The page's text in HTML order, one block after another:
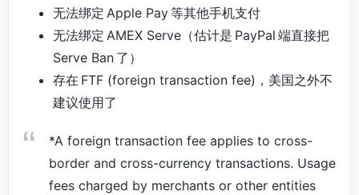
无法绑定 Apple Pay 等其他手机支付
无法绑定 AMEX Serve（估计是 PayPal 端直接把
Serve Ban 了）
存在 FTF (foreign transaction fee)，美国之外不
建议使用了
*A foreign transaction fee applies to cross-
border and cross-currency transactions. Usage
fees charged by merchants or other entities